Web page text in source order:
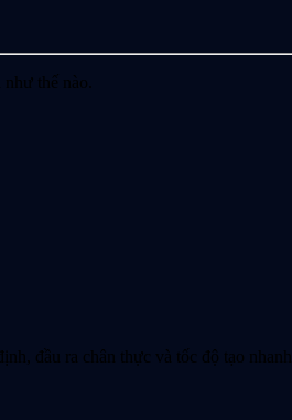
thế nào.
đầu ra chân thực và tốc độ tạo nhanh.